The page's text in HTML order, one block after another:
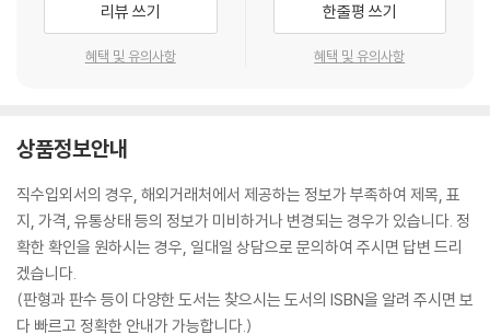
리뷰 쓰기
혜택 및 유의사항
한줄평 쓰기
혜택 및 유의사항
상품정보안내
직수입외서의 경우, 해외거래처에서 제공하는 정보가 부족하여 제목, 표
지, 가격, 유통상태 등의 정보가 미비하거나 변경되는 경우가 있습니다. 정
확한 확인을 원하시는 경우, 일대일 상담으로 문의하여 주시면 답변 드리
겠습니다.
(판형과 판수 등이 다양한 도서는 찾으시는 도서의 ISBN을 알려 주시면 보
다 빠르고 정확한 안내가 가능합니다.)